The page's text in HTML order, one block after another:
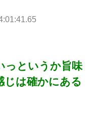
っというか旨味
じは確かにある